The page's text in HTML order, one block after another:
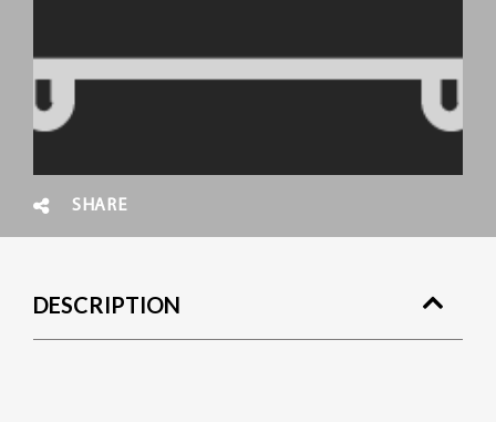
SHARE
DESCRIPTION